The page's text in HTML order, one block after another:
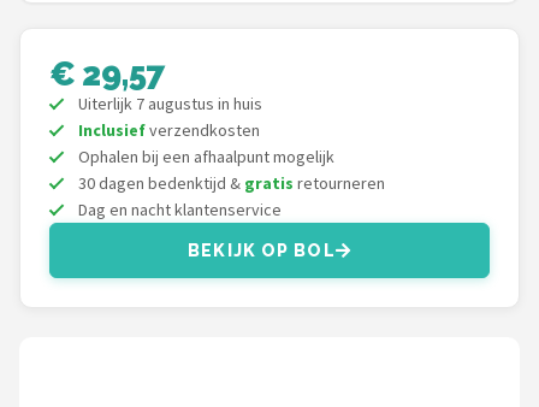
€ 29,57
Uiterlijk 7 augustus in huis
Inclusiefverzendkosten
Ophalen bij een afhaalpunt mogelijk
30 dagen bedenktijd & gratis retourneren
Dag en nacht klantenservice
BEKIJK OP BOL